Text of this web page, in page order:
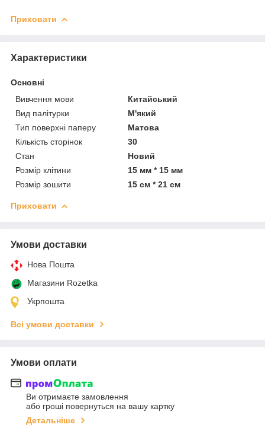
Приховати
Характеристики
Основні
Вивчення мови
Китайський
Вид палітурки
М'який
Тип поверхні паперу
Матова
Кількість сторінок
30
Стан
Новий
Розмір клітини
15 мм * 15 мм
Розмір зошити
15 см * 21 см
Приховати
Умови доставки
Нова Пошта
Магазини Rozetka
Укрпошта
Всі умови доставки
Умови оплати
Ви отримаєте замовлення
або гроші повернуться на вашу картку
Детальніше